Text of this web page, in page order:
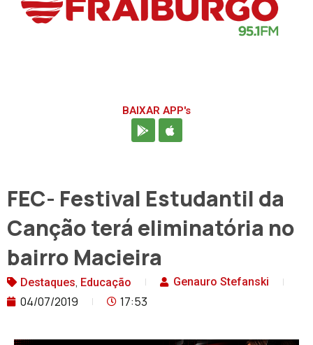
BAIXAR APP's
FEC- Festival Estudantil da
Canção terá eliminatória no
bairro Macieira
Destaques, Educação Genauro Stefanski
04/07/2019 17:53